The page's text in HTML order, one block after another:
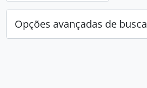
Opções avançadas de busca